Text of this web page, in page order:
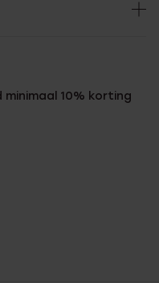
10% korting